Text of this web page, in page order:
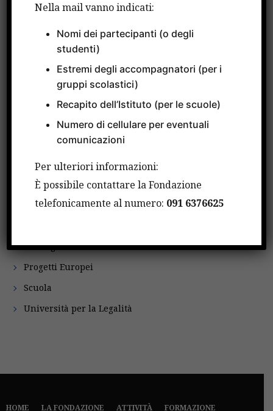
CATEGORIE
Attività Internazionali
Bandi
Borse di studio
Comunicati Stampa
Convegni e Incontri
Cultura e Spettacoli
Fulbright
Progetti Europei
Scuola
Università per la Legalità
HOME LA FONDAZIONE ATTIVITÀ FORMAZIONE
Nella mail vanno indicati:
Nomi dei partecipanti (o degli
studenti)
Estremi degli accompagnatori (per i
gruppi scolastici)
Recapito dell’Istituto (per le scuole)
Numero di cellulare per eventuali
comunicazioni
Per ulteriori informazioni:
È possibile contattare la Fondazione
telefonicamente al numero: 091 6376625